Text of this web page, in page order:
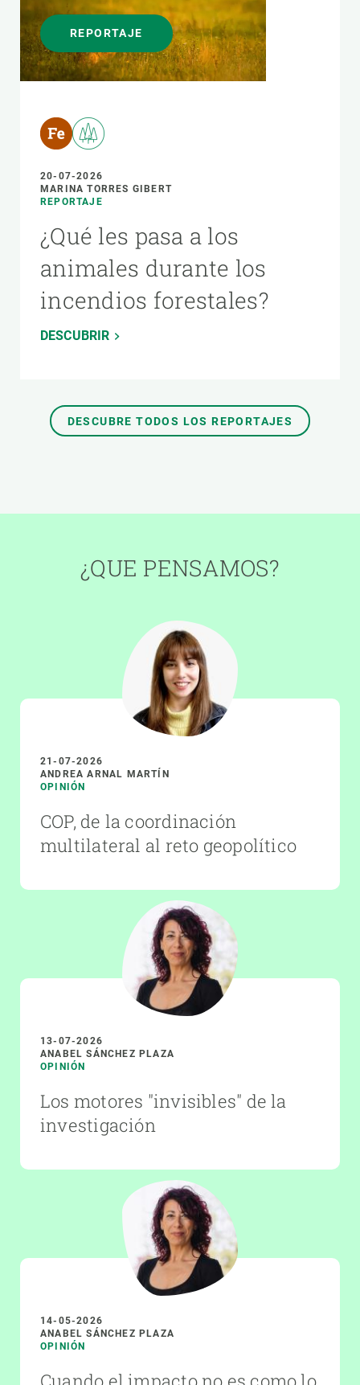
REPORTAJE
20-07-2026
MARINA TORRES GIBERT
REPORTAJE
¿Qué les pasa a los
animales durante los
incendios forestales?
DESCUBRIR
DESCUBRE TODOS LOS REPORTAJES
¿QUE PENSAMOS?
21-07-2026
ANDREA ARNAL MARTÍN
OPINIÓN
COP, de la coordinación
multilateral al reto geopolítico
13-07-2026
ANABEL SÁNCHEZ PLAZA
OPINIÓN
Los motores "invisibles" de la
investigación
14-05-2026
ANABEL SÁNCHEZ PLAZA
OPINIÓN
Cuando el impacto no es como lo